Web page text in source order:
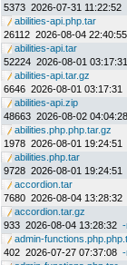
5373 2026-07-31 11:22:52
abilities-api.php.tar
26112 2026-08-04 22:40:55
abilities-api.tar
52224 2026-08-01 03:17:31
abilities-api.tar.gz
6646 2026-08-01 03:17:31
abilities-api.zip
48663 2026-08-02 04:04:28
abilities.php.php.tar.gz
1978 2026-08-01 19:24:51
abilities.php.tar
9728 2026-08-01 19:24:51
accordion.tar
7680 2026-08-04 13:28:32
accordion.tar.gz
933 2026-08-04 13:28:32
admin-
402 2026-07-27 07:37:08